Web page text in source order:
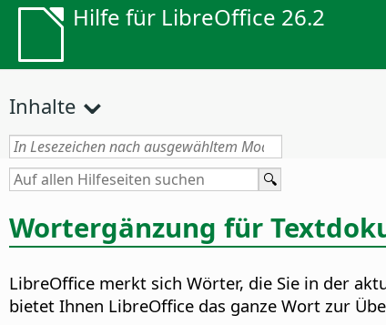
Hilfe für LibreOffice 26.2
Inhalte
Wortergänzung für
LibreOffice merkt sich Wörter, die Sie in der
bietet Ihnen LibreOffice das ganze Wort zur